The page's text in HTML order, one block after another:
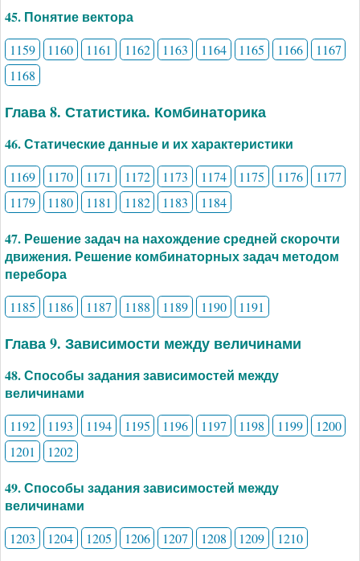
45. Понятие вектора
1159 1160 1161 1162 1163 1164 1165 1166
1167
1168
Глава 8. Статистика. Комбинаторика
46. Статические данные и их характеристики
1169 1170 1171 1172 1173 1174 1175 1176
1177
1179
1180 1181 1182 1183 1184
47. Решение задач на нахождение средней скорочти
движения. Решение комбинаторных задач методом
перебора
1185 1186 1187 1188 1189 1190 1191
Глава 9. Зависимости между величинами
48. Способы задания зависимостей между
величинами
1192 1193 1194 1195 1196 1197 1198 1199
1200
1201
1202
49. Способы задания зависимостей между
величинами
1203 1204 1205 1206 1207 1208 1209 1210